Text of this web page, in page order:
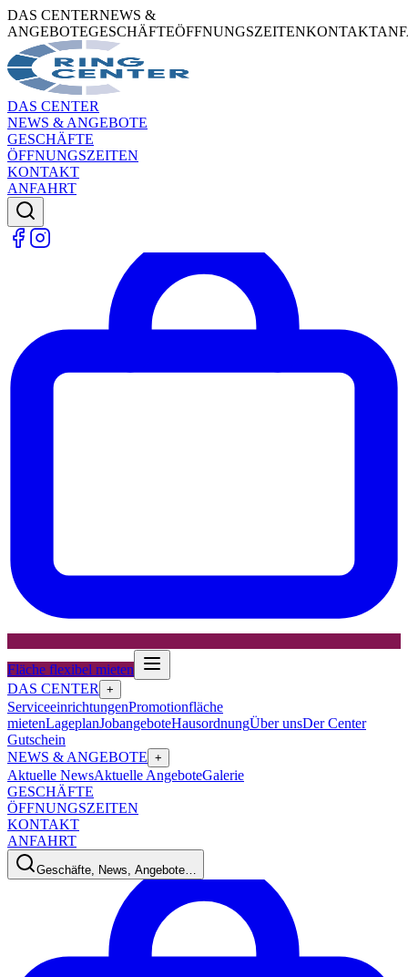
DAS CENTERNEWS &
ANGEBOTEGESCHÄFTEÖFFNUNGSZEITENKONTAKT
DAS CENTER
NEWS & ANGEBOTE
GESCHÄFTE
ÖFFNUNGSZEITEN
KONTAKT
ANFAHRT
Fläche flexibel mieten
DAS CENTER
+
ServiceeinrichtungenPromotionfläche
mietenLageplanJobangeboteHausordnungÜber unsDer Center
Gutschein
NEWS & ANGEBOTE +
Aktuelle NewsAktuelle AngeboteGalerie
GESCHÄFTE
ÖFFNUNGSZEITEN
KONTAKT
ANFAHRT
Geschäfte, News, Angebote…